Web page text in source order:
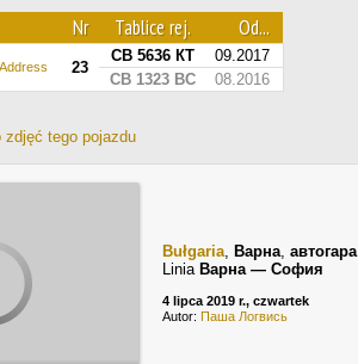
Nr Tablice rej. Od...
23
СВ 5636 КТ
09.2017
СВ 1323 ВС
08.2016
tego pojazdu
Bułgaria, Варна, автогара
Linia Варна — София
4 lipca 2019 r., czwartek
Autor: Паша Логвись